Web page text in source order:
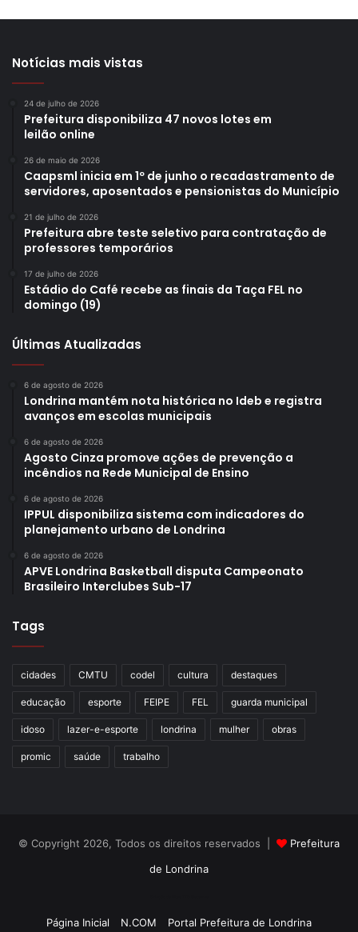
Notícias mais vistas
24 de julho de 2026
Prefeitura disponibiliza 47 novos lotes em
leilão online
26 de maio de 2026
Caapsml inicia em 1º de junho o recadastramento de
servidores, aposentados e pensionistas do Município
21 de julho de 2026
Prefeitura abre teste seletivo para contratação de
professores temporários
17 de julho de 2026
Estádio do Café recebe as finais da Taça FEL no
domingo (19)
Últimas Atualizadas
6 de agosto de 2026
Londrina mantém nota histórica no Ideb e registra
avanços em escolas municipais
6 de agosto de 2026
Agosto Cinza promove ações de prevenção a
incêndios na Rede Municipal de Ensino
6 de agosto de 2026
IPPUL disponibiliza sistema com indicadores do
planejamento urbano de Londrina
6 de agosto de 2026
APVE Londrina Basketball disputa Campeonato
Brasileiro Interclubes Sub-17
Tags
cidades CMTU codel cultura destaques
educação esporte FEIPE FEL guarda municipal
idoso lazer-e-esporte londrina mulher obras
promic saúde trabalho
© Copyright 2026, Todos os direitos reservados |
Prefeitura
de Londrina
Página Inicial N.COM Portal Prefeitura de Londrina